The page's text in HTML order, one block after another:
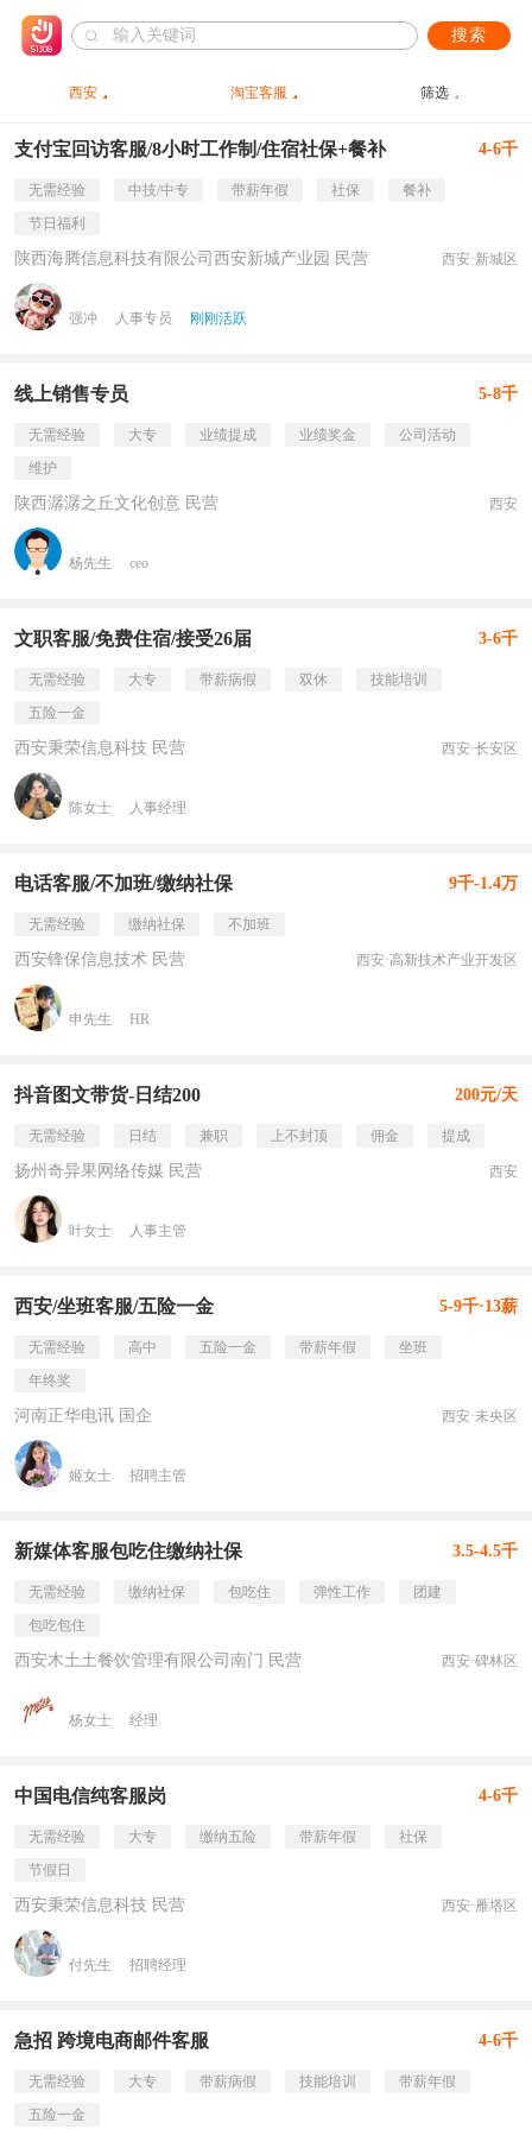
搜索
西安 淘宝客服 筛选
支付宝回访客服/8小时工作制/住宿社保+餐补 4-6千
无需经验 中技/中专 带薪年假 社保
餐补
节日福利
陕西海腾信息科技有限公司西安新城产业园 民营 西安·新城区
强冲 人事专员 刚刚活跃
线上销售专员 5-8千
无需经验 大专 业绩提成 业绩奖金
公司活动
维护
陕西潺潺之丘文化创意 民营 西安
杨先生 ceo
文职客服/免费住宿/接受26届 3-6千
无需经验 大专 带薪病假 双休
技能培训
五险一金
西安秉荣信息科技 民营 西安·长安区
陈女士 人事经理
电话客服/不加班/缴纳社保 9千-1.4万
无需经验 缴纳社保 不加班
西安锋保信息技术 民营 西安·高新技术产业开发区
申先生 HR
抖音图文带货-日结200 200元/天
无需经验 日结 兼职 上不封顶 佣金 提成
扬州奇异果网络传媒 民营 西安
叶女士 人事主管
西安/坐班客服/五险一金 5-9千·13薪
无需经验 高中 五险一金 带薪年假
坐班
年终奖
河南正华电讯 国企 西安·未央区
姬女士 招聘主管
新媒体客服包吃住缴纳社保 3.5-4.5千
无需经验 缴纳社保 包吃住 弹性工作
团建
包吃包住
西安木土土餐饮管理有限公司南门 民营 西安·碑林区
杨女士 经理
中国电信纯客服岗 4-6千
无需经验 大专 缴纳五险 带薪年假
社保
节假日
西安秉荣信息科技 民营 西安·雁塔区
付先生 招聘经理
急招 跨境电商邮件客服 4-6千
无需经验 大专 带薪病假 技能培训
带薪年假
五险一金